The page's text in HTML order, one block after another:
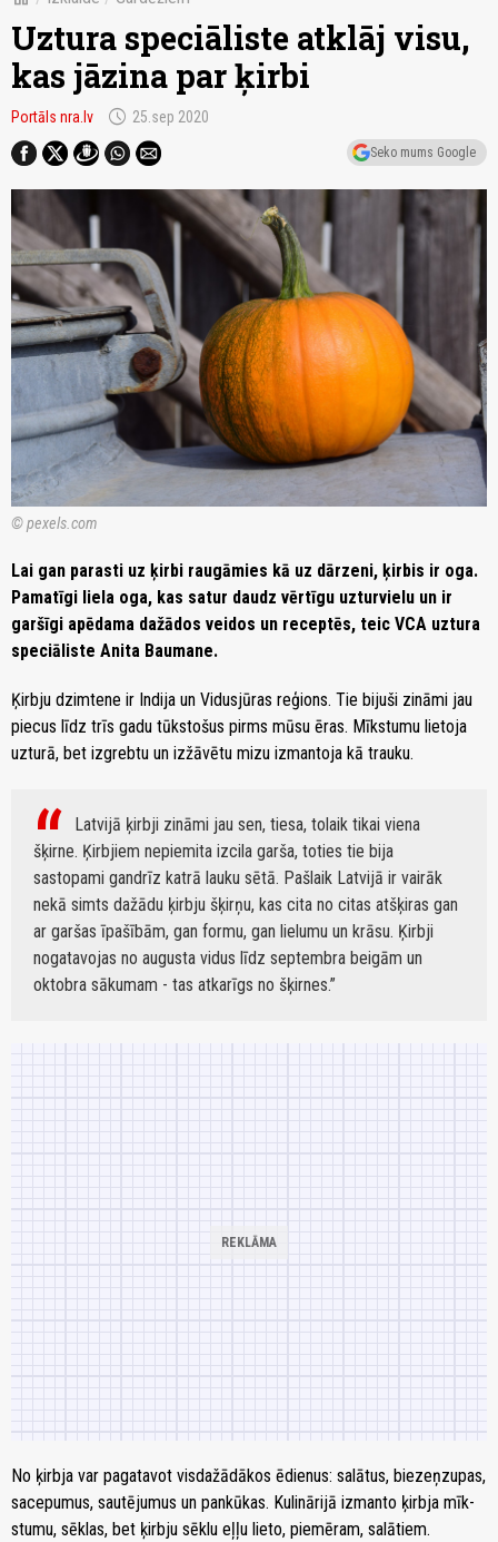
Uztura speciāliste atklāj visu,
kas jāzina par ķirbi
Portāls nra.lv schedule 25.sep 2020
Seko mums Google
© pexels.com
Lai gan parasti uz ķirbi raugāmies kā uz dārzeni, ķirbis ir oga.
Pamatīgi liela oga, kas satur daudz vērtīgu uzturvielu un ir
garšīgi apēdama dažādos veidos un receptēs, teic VCA uztura
speciāliste Anita Baumane.
Ķirbju dzimtene ir Indija un Vidusjūras reģions. Tie bijuši zināmi jau
piecus līdz trīs gadu tūkstošus pirms mūsu ēras. Mīkstumu lietoja
uzturā, bet izgrebtu un izžāvētu mizu izmantoja kā trauku.
Latvijā ķirbji zināmi jau sen, tiesa, tolaik tikai viena
šķirne. Ķirbjiem nepiemita izcila garša, toties tie bija
sastopami gandrīz katrā lauku sētā. Pašlaik Latvijā ir vairāk
nekā simts dažādu ķirbju šķirņu, kas cita no citas atšķiras gan
ar garšas īpašībām, gan formu, gan lielumu un krāsu. Ķirbji
nogatavojas no augusta vidus līdz septembra beigām un
oktobra sākumam - tas atkarīgs no šķirnes.
No ķirb­ja var pagatavot vis­da­žā­dā­kos ēdie­nus: sa­lā­tus, bie­zeņ­zu­pas,
sa­ce­pu­mus, sau­tē­ju­mus un pan­kū­kas. Ku­li­nā­ri­jā iz­man­to ķirb­ja mīk­
stu­mu, sēklas, bet ķirb­ju sēk­lu eļ­ļu lieto, piemēram, sa­lā­tiem.